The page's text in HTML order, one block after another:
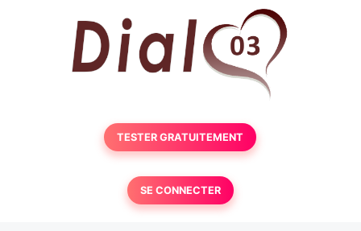
TESTER GRATUITEMENT
SE CONNECTER